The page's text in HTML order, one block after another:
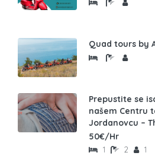
Quad tours by
Prepustite se
našem Centru
Jordanovcu –
50€/Hr
1 2 1